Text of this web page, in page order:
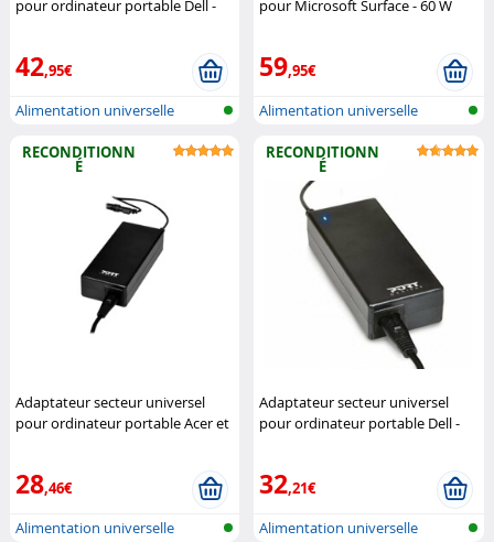
pour ordinateur portable Dell -
42,95€
Alimentation universelle
pour Microsoft Surface - 60 W
59,95€
Alimentation universelle
RECONDITIONN
É
Adaptateur secteur universel
pour ordinateur portable Acer et
28,46€
Alimentation universelle
RECONDITIONN
É
Adaptateur secteur universel
pour ordinateur portable Dell -
32,21€
Alimentation universelle